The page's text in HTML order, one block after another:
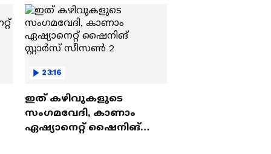
23:16
ഇത് കഴിവുകളുടെ
സംഗമവേദി, കാണാം
ഏഷ്യാനെറ്റ് ഷൈനിങ്